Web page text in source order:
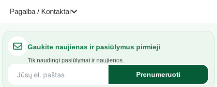
Pagalba / Kontaktai
Gaukite naujienas ir pasiūlymus pirmieji
Tik naudingi pasiūlymai ir naujienos.
Prenumeruoti